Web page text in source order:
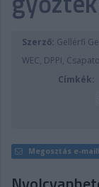
DIGITÁLIS MAGAZIN
Szerző: Gellérfi
WEC, DPPI,
Címkék:
Megosztás e-